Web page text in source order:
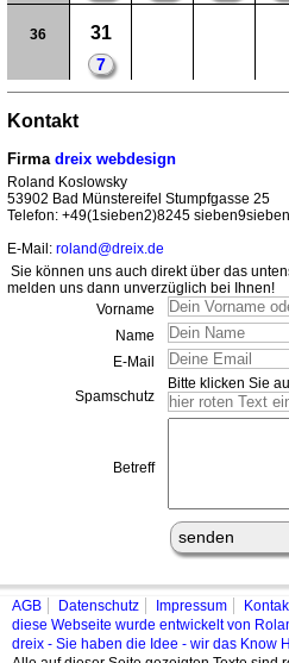
36 31
7
Kontakt
Firma dreix webdesign
Roland Koslowsky
53902 Bad Münstereifel Stumpfgasse 25
Telefon: +49(1sieben2)8245 sieben9sieben
E-Mail: roland@dreix.de
Sie können uns auch direkt über das
melden uns dann unverzüglich bei Ihnen!
Vorname
Name
E-Mail
Spamschutz
Bitte klicken Sie
Betreff
AGB Datenschutz Impressum
diese Webseite wurde entwickelt von
dreix - Sie haben die Idee - wir das Know